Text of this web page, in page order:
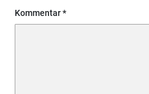
Kommentar